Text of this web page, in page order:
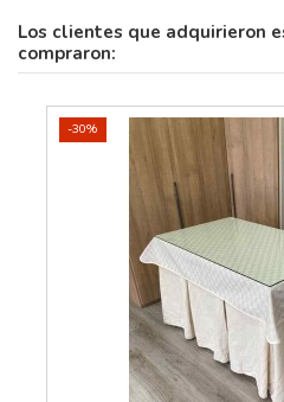
Los clientes que adquirieron
compraron:
-30%